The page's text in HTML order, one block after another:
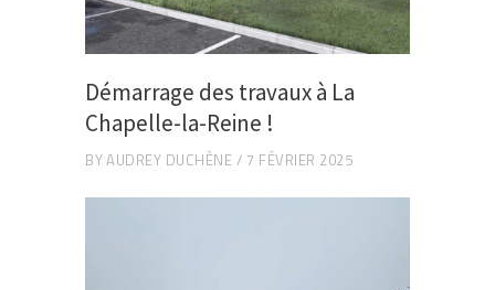
Démarrage des travaux à La
Chapelle-la-Reine !
BYAUDREY DUCHÈNE 7 FÉVRIER 2025